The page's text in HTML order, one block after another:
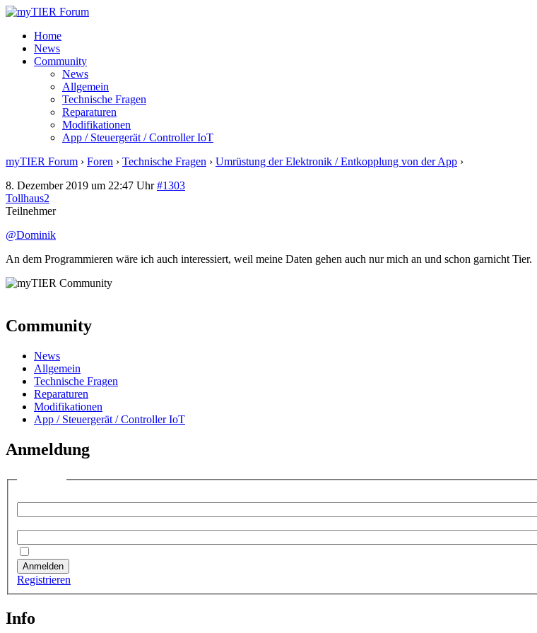
Home
News
Community
News
Allgemein
Technische Fragen
Reparaturen
Modifikationen
App / Steuergerät / Controller IoT
myTIER Forum › Foren › Technische Fragen › Umrüstung der Elektronik / Entkopplung von der App ›
8. Dezember 2019 um 22:47 Uhr #1303
Tollhaus2
Teilnehmer
@Dominik
An dem Programmieren wäre ich auch interessiert, weil meine Daten gehen auch nur mich an und schon garnicht Tier.
Community
News
Allgemein
Technische Fragen
Reparaturen
Modifikationen
App / Steuergerät / Controller IoT
Anmeldung
Anmelden
Registrieren
Info